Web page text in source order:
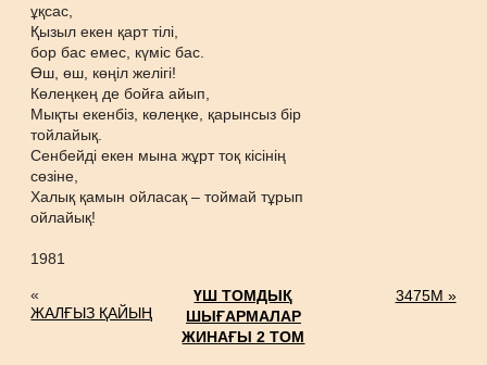
ұқсас,
Қызыл екен қарт тілі,
бор бас емес, күміс бас.
Өш, өш, көңіл желігі!
Көлеңкең де бойға айып,
Мықты екенбіз, көлеңке, қарынсыз бір
тойлайық.
Сенбейді екен мына жұрт тоқ кісінің
сөзіне,
Халық қамын ойласақ – тоймай тұрып
ойлайық!
1981
«
ЖАЛҒЫЗ ҚАЙЫҢ
ҮШ ТОМДЫҚ
ШЫҒАРМАЛАР
ЖИНАҒЫ 2 ТОМ
3475М »